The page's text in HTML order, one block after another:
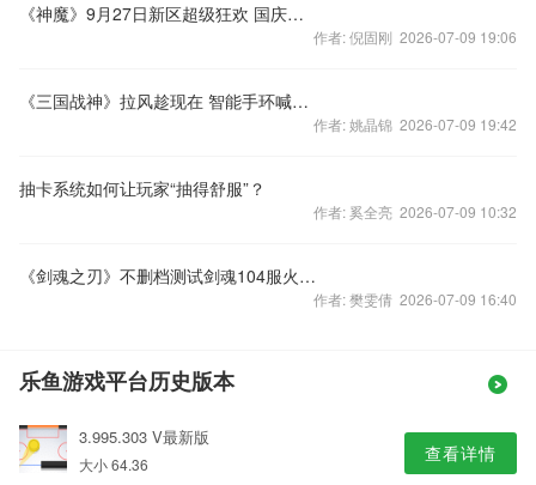
《神魔》9月27日新区超级狂欢 国庆送装备宠物
作者: 倪固刚 2026-07-09 19:06
《三国战神》拉风趁现在 智能手环喊出来
作者: 姚晶锦 2026-07-09 19:42
抽卡系统如何让玩家“抽得舒服”？
作者: 奚全亮 2026-07-09 10:32
《剑魂之刃》不删档测试剑魂104服火爆追开
作者: 樊雯倩 2026-07-09 16:40
乐鱼游戏平台历史版本
3.995.303 V最新版
大小 64.36 查看详情